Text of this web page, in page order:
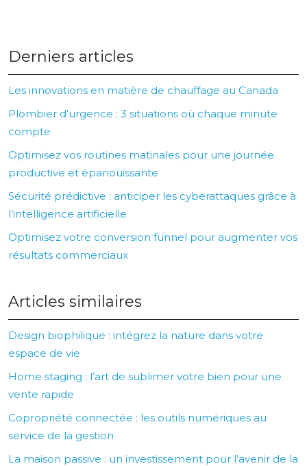
Derniers articles
Les innovations en matière de chauffage au Canada
Plombier d’urgence : 3 situations où chaque minute
compte
Optimisez vos routines matinales pour une journée
productive et épanouissante
Sécurité prédictive : anticiper les cyberattaques grâce à
l’intelligence artificielle
Optimisez votre conversion funnel pour augmenter vos
résultats commerciaux
Articles similaires
Design biophilique : intégrez la nature dans votre
espace de vie
Home staging : l’art de sublimer votre bien pour une
vente rapide
Copropriété connectée : les outils numériques au
service de la gestion
La maison passive : un investissement pour l’avenir de la